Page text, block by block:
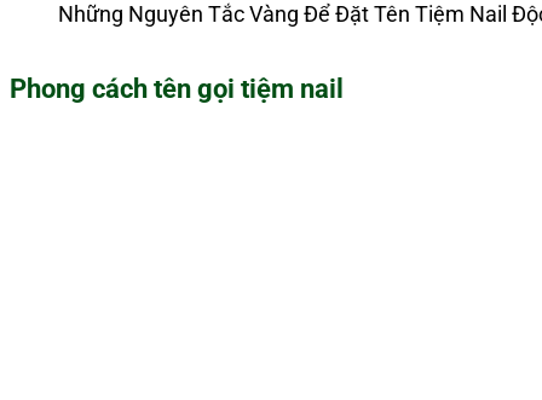
Những Nguyên Tắc Vàng Để Đặt Tên Tiệm Nail
Phong cách tên gọi tiệm nail